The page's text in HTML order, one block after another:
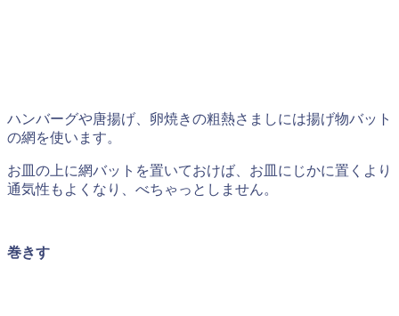
ハンバーグや唐揚げ、卵焼きの粗熱さましには揚げ物バット
の網を使います。
お皿の上に網バットを置いておけば、お皿にじかに置くより
通気性もよくなり、べちゃっとしません。
巻きす